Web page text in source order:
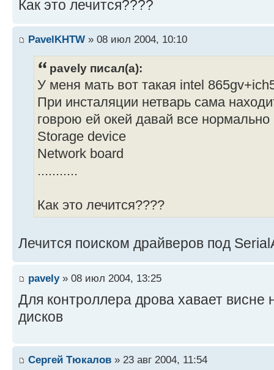
Как это лечится????
PavelKHTW » 08 июл 2004, 10:10
pavely писал(а):
У меня мать вот такая intel
При инсталяции нетварь сама
говрою ей окей давай все нормально
Storage device
Network board
...........
Как это лечится????
Лечится поиском драйверов под
pavely» 08 июл 2004, 13:25
Для контроллера дрова хавает висне
дисков
Сергей Тюкалов » 23 авг 2004, 11:54